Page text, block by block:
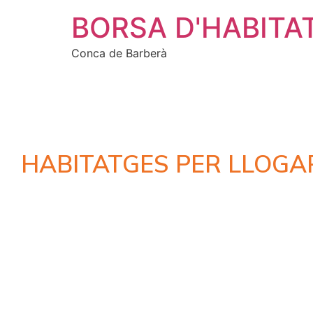
BORSA
Conca de Barberà
HABITATGES PER